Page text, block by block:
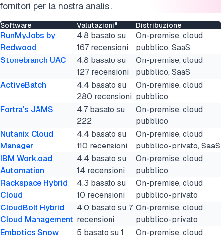
fornitori per la nostra analisi.
Software Valutazioni* Distribuzione
RunMyJobs by
Redwood
4.8 basato su
167 recensioni
On-premise, cloud
pubblico, SaaS
Stonebranch UAC
4.8 basato su
127 recensioni
On-premise, cloud
pubblico, SaaS
ActiveBatch
4.4 basato su
280 recensioni
On-premise, cloud
pubblico
Fortra's JAMS
4.7 basato su
222
On-premise, cloud
pubblico
Nutanix Cloud
Manager
4.4 basato su
110 recensioni
On-premise, cloud
pubblico-privato, SaaS
IBM Workload
Automation
4.4 basato su
14 recensioni
On-premise, cloud
pubblico
Rackspace Hybrid
Cloud
4.3 basato su
10 recensioni
On-premise, cloud
pubblico-privato
CloudBolt Hybrid
Cloud Management
4.0 basato su 7
recensioni
On-premise, cloud
pubblico-privato
Embotics Snow
5 basato su 1
On-premise, cloud